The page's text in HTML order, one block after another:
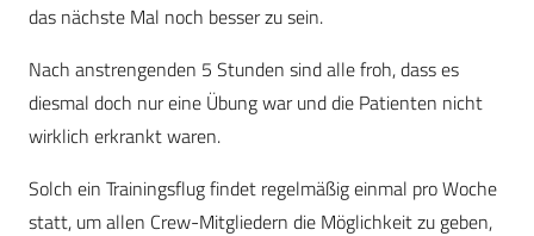
das nächste Mal noch besser zu sein.
Nach anstrengenden 5 Stunden sind alle froh, dass es
diesmal doch nur eine Übung war und die Patienten nicht
wirklich erkrankt waren.
Solch ein Trainingsflug findet regelmäßig einmal pro Woche
statt, um allen Crew-Mitgliedern die Möglichkeit zu geben,